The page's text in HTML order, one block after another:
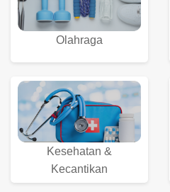
Olahraga
Kesehatan &
Kecantikan